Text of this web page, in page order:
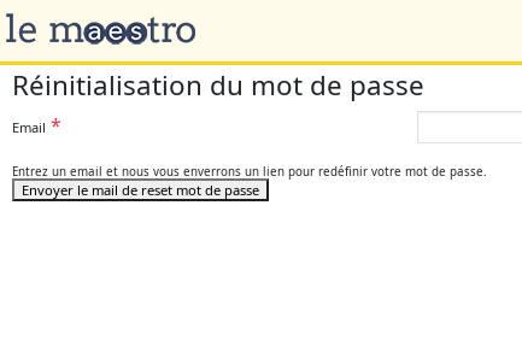
Réinitialisation du mot de passe
Email
Entrez un email et nous vous enverrons un lien pour redéfinir votre mot de passe.
Envoyer le mail de reset mot de passe